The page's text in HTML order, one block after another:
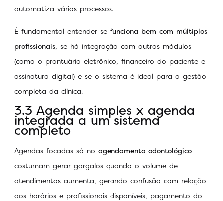
automatiza vários processos.
É fundamental entender se funciona bem com múltiplos
profissionais, se há integração com outros módulos
(como o prontuário eletrônico, financeiro do paciente e
assinatura digital) e se o sistema é ideal para a gestão
completa da clínica.
3.3 Agenda simples x agenda
integrada a um sistema
completo
Agendas focadas só no agendamento odontológico
costumam gerar gargalos quando o volume de
atendimentos aumenta, gerando confusão com relação
aos horários e profissionais disponíveis, pagamento do